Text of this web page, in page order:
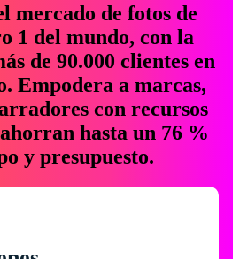
mercado de fotos de
1 del mundo, con la
de 90.000 clientes en
Empodera a marcas,
con recursos
hasta un 76 %
y presupuesto.